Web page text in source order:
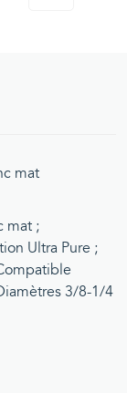
mat
mat ;
Ultra Pure ;
3/8-1/4